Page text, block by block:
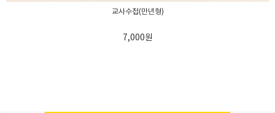
교사수첩(만년형)
7,000원